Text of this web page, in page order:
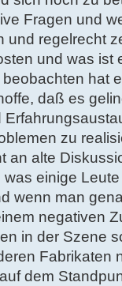
Fragen und
und regelrecht
und was ist
hat
daß es
zu
an alte
was einige
wenn man
negativen
in der Szene
Fabrikaten
dem